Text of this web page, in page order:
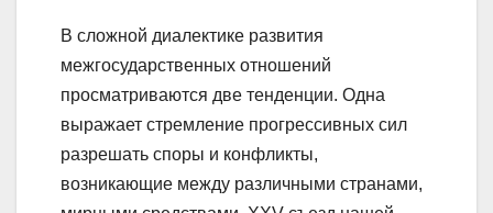
В сложной диалектике развития
межгосударственных отношений
просматриваются две тенденции. Одна
выражает стремление прогрессивных сил
разрешать споры и конфликты,
возникающие между различными странами,